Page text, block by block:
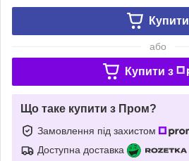
Купити
або
Купити з
Що таке купити з Пром?
Замовлення під захистом
Доступна доставка